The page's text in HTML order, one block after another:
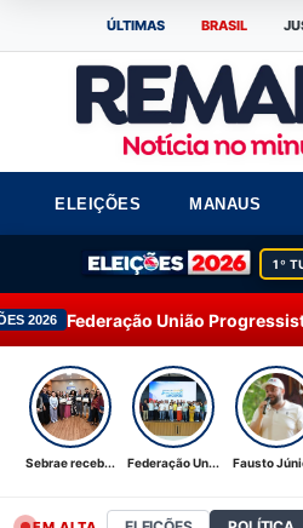
ÚLTIMAS BRASIL
ELEIÇÕES MANAUS
1º
União Progressista amplia
Sebrae receb... Federação Un... Fausto